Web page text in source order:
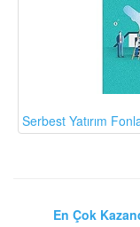
Serbest Yatırım
En Çok